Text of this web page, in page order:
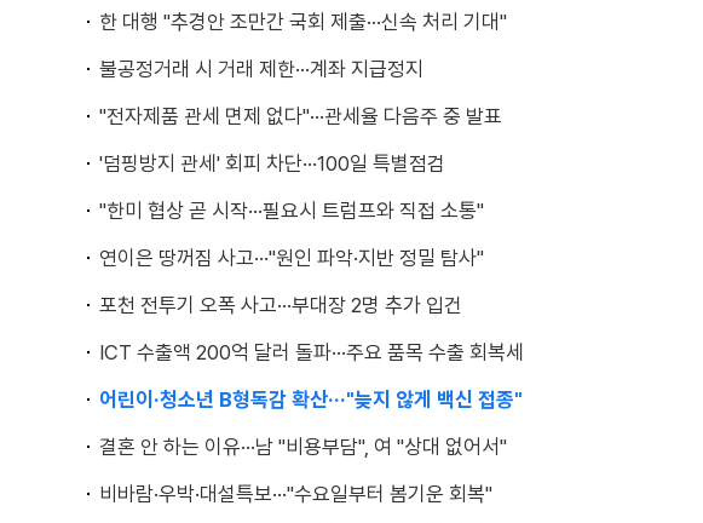
한 대행 "추경안 조만간 국회 제출···신속 처리 기대"
불공정거래 시 거래 제한···계좌 지급정지
"전자제품 관세 면제 없다"···관세율 다음주 중 발표
'덤핑방지 관세' 회피 차단···100일 특별점검
"한미 협상 곧 시작···필요시 트럼프와 직접 소통"
연이은 땅꺼짐 사고···"원인 파악·지반 정밀 탐사"
포천 전투기 오폭 사고···부대장 2명 추가 입건
ICT 수출액 200억 달러 돌파···주요 품목 수출 회복세
어린이·청소년 B형독감 확산···"늦지 않게 백신 접종"
결혼 안 하는 이유···남 "비용부담", 여 "상대 없어서"
비바람·우박·대설특보···"수요일부터 봄기운 회복"